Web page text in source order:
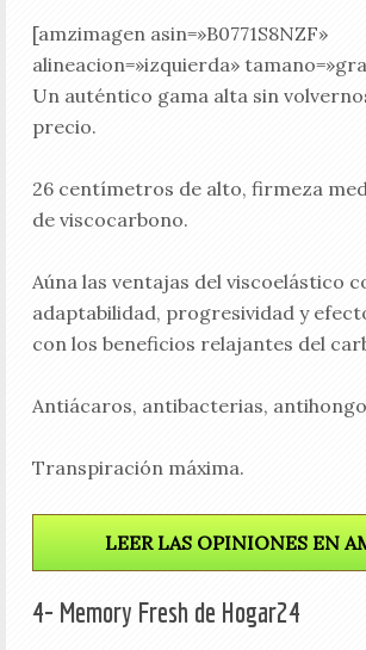
[amzimagen asin=»B0771S8NZF»
alineacion=»izquierda»
Un auténtico gama alta sin
precio.
26 centímetros de alto, firmeza
de viscocarbono.
Aúna las ventajas del viscoelástico
adaptabilidad, progresividad y
con los beneficios relajantes del
Antiácaros, antibacterias,
Transpiración máxima.
LEER LAS OPINIONES EN
4- Memory Fresh de Hogar24